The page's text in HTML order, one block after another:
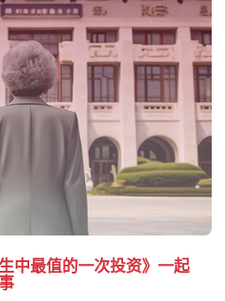
中最值的一次投资》一起